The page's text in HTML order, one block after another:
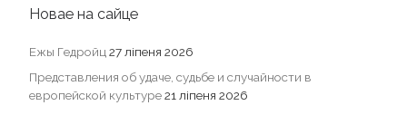
Новае на сайце
Ежы Гедройц 27 ліпеня 2026
Представления об удаче, судьбе и случайности в
европейской культуре21 ліпеня 2026